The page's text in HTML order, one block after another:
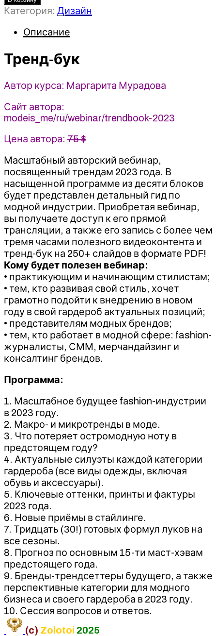
Тренд-
2023
-
Маргарита
Категория: Дизайн
Описание
Тренд-бук
Автор курса: Маргарита Мурадова
Сайт автора:
modeis_me/ru/webinar/trendbook-2023
Цена автора: 75 $
Масштабный авторский вебинар,
посвященный трендам 2023 года. В
насыщенной программе из десяти блоков
будет представлен детальный гид по
модной индустрии. Приобретая вебинар,
вы получаете доступ к его прямой
трансляции, а также его запись с более чем
тремя часами полезного видеоконтента и
тренд-бук на 250+ слайдов в формате РDF!
Кому будет полезен вебинар:
• практикующим и начинающим стилистам;
• тем, кто развивая свой стиль, хочет
грамотно подойти к внедрению в новом
году в свой гардероб актуальных позиций;
• представителям модных брендов;
• тем, кто работает в модной сфере: fashion-
журналисты, СММ, мерчандайзинг и
консалтинг брендов.
Программа:
1. Масштабное будущее fаshion-индустрии
в 2023 году.
2. Макро- и микротренды в моде.
3. Что потеряет остромодную ноту в
предстоящем году?
4. Актуальные силуэты каждой категории
гардероба (все виды одежды, включая
обувь и аксессуары).
5. Ключевые оттенки, принты и фактуры
2023 года.
6. Новые приёмы в стайлинге.
7. Тридцать (30!) готовых формул луков на
все сезоны.
8. Прогноз по основным 15-ти маст-хэвам
предстоящего года.
9. Бренды-трендсеттеры будущего, а также
перспективные категории для модного
бизнеса и своего гардероба в 2023 году.
10. Сессия вопросов и ответов.
(c) Zolotoi 2025